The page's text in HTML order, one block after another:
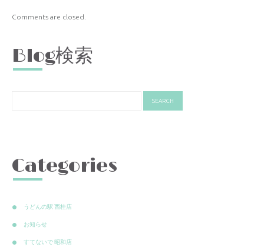
Comments are closed.
Blog検索
Categories
うどんの駅 西桂店
お知らせ
すてないで 昭和店